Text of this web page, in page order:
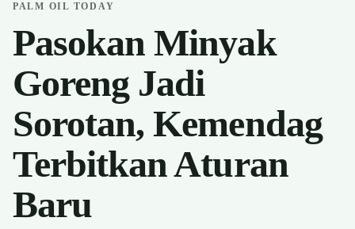
PALM OIL TODAY
Pasokan Minyak
Goreng Jadi
Sorotan, Kemendag
Terbitkan Aturan
Baru